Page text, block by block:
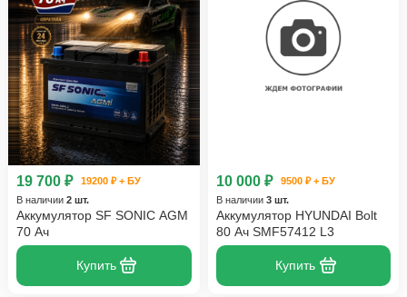
19 700 ₽
19200 ₽ + БУ
В наличии 2 шт.
Аккумулятор SF SONIC AGM
70 Ач
Купить
10 000 ₽
9500 ₽ + БУ
В наличии 3 шт.
Аккумулятор HYUNDAI Bolt
80 Ач SMF57412 L3
Купить